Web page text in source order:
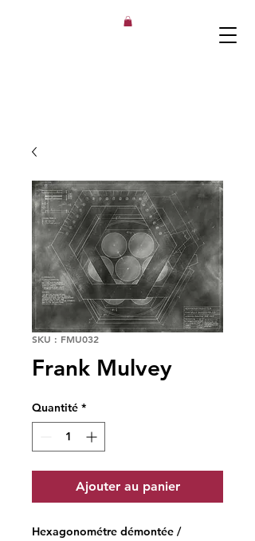
SKU : FMU032
Frank Mulvey
Quantité *
Ajouter au panier
Hexagonométre démontée /